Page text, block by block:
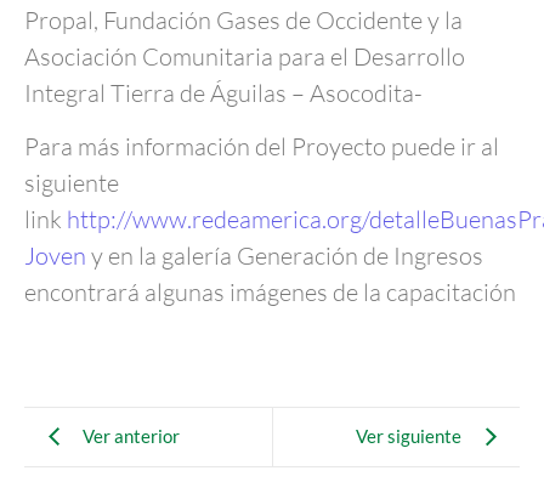
Propal, Fundación Gases de Occidente y la
Asociación Comunitaria para el Desarrollo
Integral Tierra de Águilas – Asocodita-
Para más información del Proyecto puede ir al
siguiente
link http://www.redeamerica.org/
Joven y en la galería Generación de Ingresos
encontrará algunas imágenes de la capacitación
Ver anterior Ver siguiente